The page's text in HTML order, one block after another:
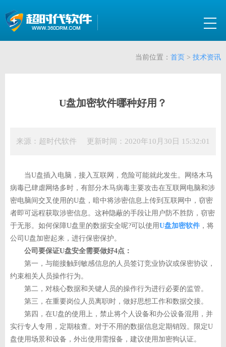
当前位置： 首页 > 技术资讯
U盘加密软件哪种好用？
来源：超时代软件 更新时间：2020年10月30日 15:32:01
当U盘插入电脑，接入互联网，危险可能就此发生。网络木马
病毒已肆虐网络多时，有部分木马病毒主要攻击在互联网电脑和涉
密电脑间交叉使用的U盘，暗中将涉密信息上传到互联网中，窃密
者即可远程获取涉密信息。这种隐蔽的手段让用户防不胜防，窃密
于无形。如何保障U盘里的数据安全呢?可以使用U盘加密软件 ，将
公司U盘加密起来，进行保密保护。
公司要保证U盘安全需要做好4点：
第一，与能接触到敏感信息的人员签订竞业协议或保密协议，
约束相关人员操作行为。
第二，对核心数据和关键人员的操作行为进行必要的监管。
第三，在重要岗位人员离职时，做好思想工作和数据交接。
第四，在U盘的使用上，禁止将个人设备和办公设备混用，并
实行专人专用，定期核查。对于不用的数据信息定期销毁。限定U
盘使用场景和设备，外出使用需报备，建议使用加密狗认证。